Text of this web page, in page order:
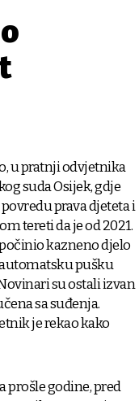
u pratnji odvjetnika
suda Osijek, gdje
prava djeteta i
tereti da je od 2021.
kazneno djelo
automatsku pušku
su ostali izvan
sa suđenja.
je rekao kako
prošle godine, pred